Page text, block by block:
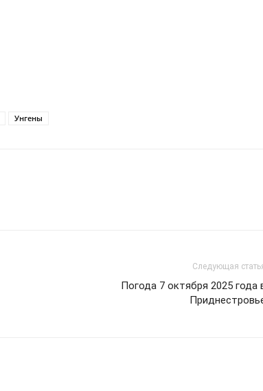
Унгены
Следующая
Погода 7 октября 2025 года